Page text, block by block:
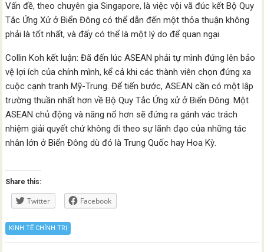
Vấn đề, theo chuyên gia Singapore, là việc vội vã đúc kết Bộ Quy
Tắc Ứng Xử ở Biển Đông có thể dẫn đến một thỏa thuận không
phải là tốt nhất, và đấy có thể là một lý do để quan ngại.
Collin Koh kết luận: Đã đến lúc ASEAN phải tự mình đứng lên bảo
vệ lợi ích của chính mình, kể cả khi các thành viên chọn đứng xa
cuộc cạnh tranh Mỹ-Trung. Để tiến bước, ASEAN cần có một lập
trường thuần nhất hơn về Bộ Quy Tắc Ứng xử ở Biển Đông. Một
ASEAN chủ động và năng nổ hơn sẽ đứng ra gánh vác trách
nhiệm giải quyết chứ không đi theo sự lãnh đạo của những tác
nhân lớn ở Biển Đông dù đó là Trung Quốc hay Hoa Kỳ.
Share this:
Twitter Facebook
KINH TẾ CHÍNH TRỊ